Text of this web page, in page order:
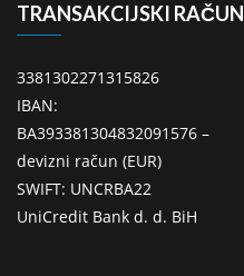
TRANSAKCIJSKI RAČUN
3381302271315826
IBAN:
BA393381304832091576 –
devizni račun (EUR)
SWIFT: UNCRBA22
UniCredit Bank d. d. BiH